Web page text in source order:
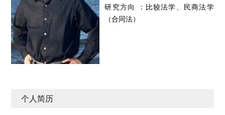
研究方向 ：比较法学、民商法学
（合同法）
个人简历